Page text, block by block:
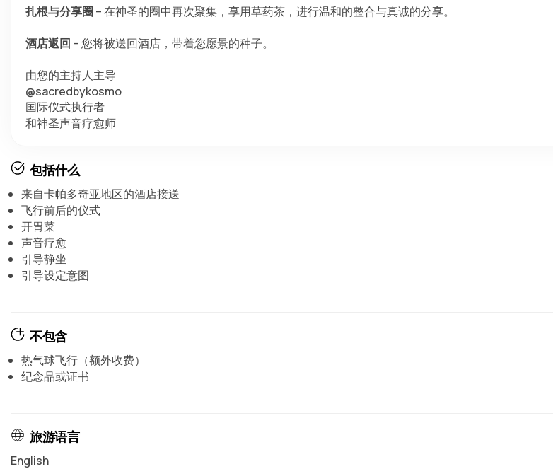
扎根与分享圈 – 在神圣的圈中再次聚集，享用草药茶，进行温和的整合与真诚的分享。
酒店返回 – 您将被送回酒店，带着您愿景的种子。
由您的主持人主导
@sacredbykosmo
国际仪式执行者
和神圣声音疗愈师
包括什么
来自卡帕多奇亚地区的酒店接送
飞行前后的仪式
开胃菜
声音疗愈
引导静坐
引导设定意图
不包含
热气球飞行（额外收费）
纪念品或证书
旅游语言
English